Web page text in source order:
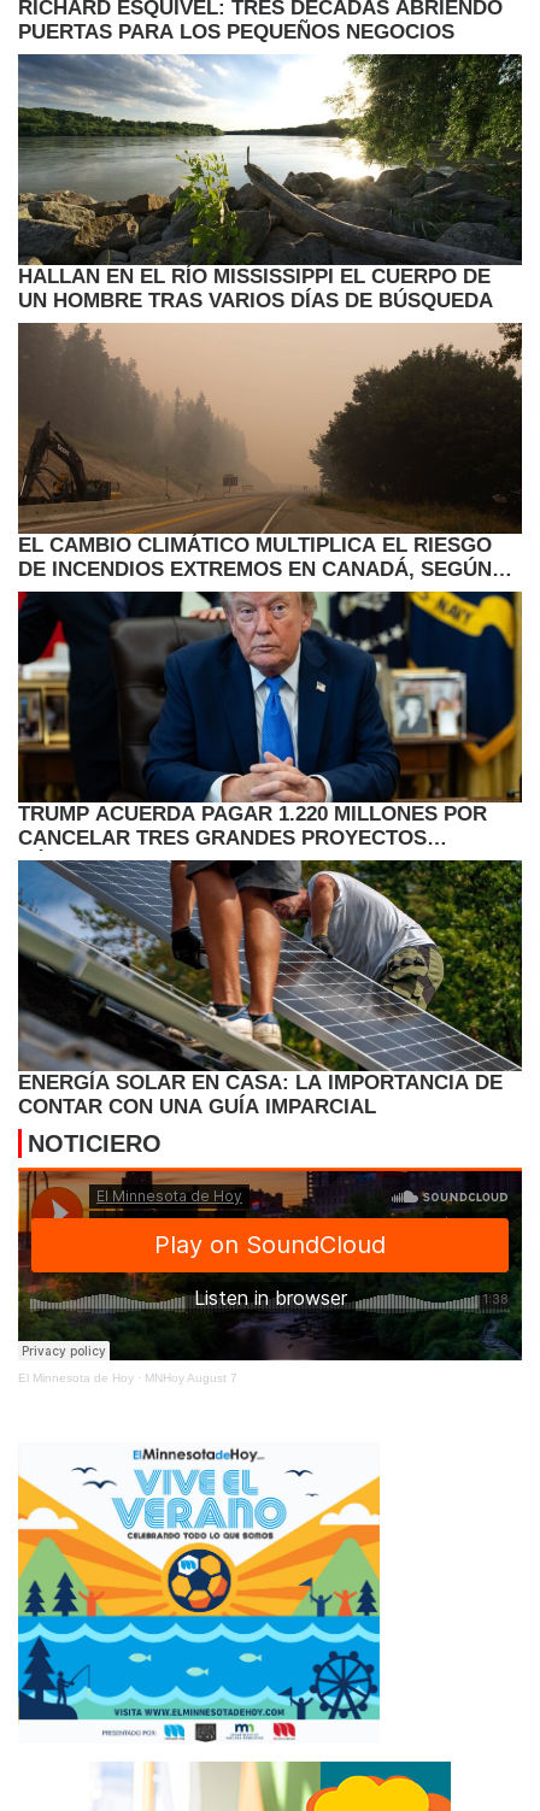
RICHARD ESQUIVEL: TRES DÉCADAS ABRIENDO
PUERTAS PARA LOS PEQUEÑOS NEGOCIOS
HALLAN EN EL RÍO MISSISSIPPI EL CUERPO DE
UN HOMBRE TRAS VARIOS DÍAS DE BÚSQUEDA
EL CAMBIO CLIMÁTICO MULTIPLICA EL RIESGO
DE INCENDIOS EXTREMOS EN CANADÁ, SEGÚN
ESTUDIO
TRUMP ACUERDA PAGAR 1.220 MILLONES POR
CANCELAR TRES GRANDES PROYECTOS
EÓLICOS EN EE.UU.
ENERGÍA SOLAR EN CASA: LA IMPORTANCIA DE
CONTAR CON UNA GUÍA IMPARCIAL
NOTICIERO
El Minnesota de Hoy · MNHoy August 7